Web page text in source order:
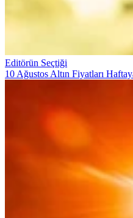
Editörün Seçtiği
10 Ağustos Altın Fiyatları